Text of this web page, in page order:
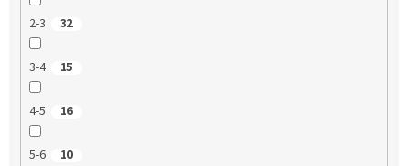
2-3 32
3-4 15
4-5 16
5-6 10